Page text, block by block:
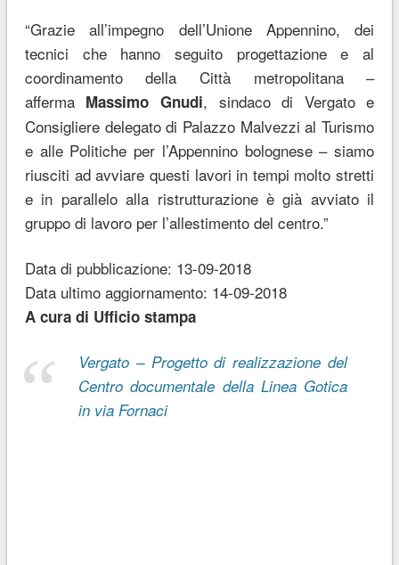
“Grazie all’impegno dell’Unione Appennino, dei
tecnici che hanno seguito progettazione e al
coordinamento della Città metropolitana –
afferma Massimo Gnudi, sindaco di Vergato e
Consigliere delegato di Palazzo Malvezzi al Turismo
e alle Politiche per l’Appennino bolognese – siamo
riusciti ad avviare questi lavori in tempi molto stretti
e in parallelo alla ristrutturazione è già avviato il
gruppo di lavoro per l’allestimento del centro.”
Data di pubblicazione: 13-09-2018
Data ultimo aggiornamento: 14-09-2018
A cura di Ufficio stampa
Vergato – Progetto di realizzazione del
Centro documentale della Linea Gotica
in via Fornaci